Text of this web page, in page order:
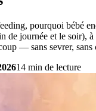
pourquoi bébé
de journée et le soir),
— sans sevrer, sans
14 min de lecture